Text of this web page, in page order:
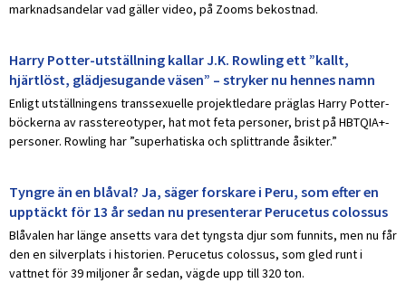
marknadsandelar vad gäller video, på Zooms bekostnad.
Harry Potter-utställning kallar J.K. Rowling ett ”kallt,
hjärtlöst, glädjesugande väsen” – stryker nu hennes namn
Enligt utställningens transsexuelle projektledare präglas Harry Potter-
böckerna av rasstereotyper, hat mot feta personer, brist på HBTQIA+-
personer. Rowling har ”superhatiska och splittrande åsikter.”
Tyngre än en blåval? Ja, säger forskare i Peru, som efter en
upptäckt för 13 år sedan nu presenterar Perucetus colossus
Blåvalen har länge ansetts vara det tyngsta djur som funnits, men nu får
den en silverplats i historien. Perucetus colossus, som gled runt i
vattnet för 39 miljoner år sedan, vägde upp till 320 ton.